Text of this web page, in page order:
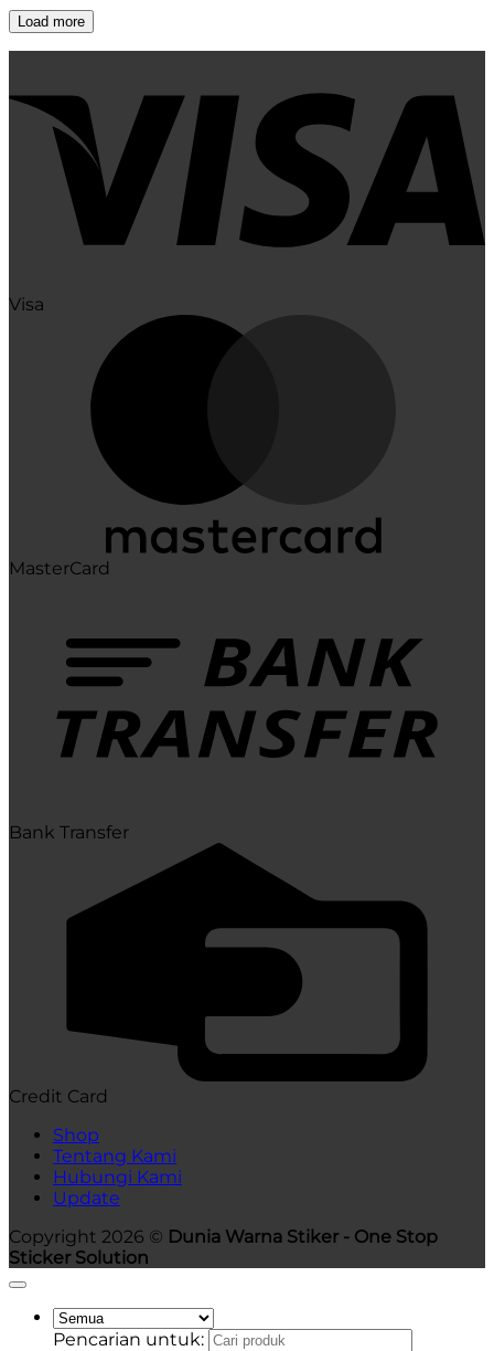
Load more
Visa
MasterCard
Bank Transfer
Credit Card
Shop
Tentang Kami
Hubungi Kami
Update
Copyright 2026 © Dunia Warna Stiker - One Stop
Sticker Solution
Pencarian untuk: